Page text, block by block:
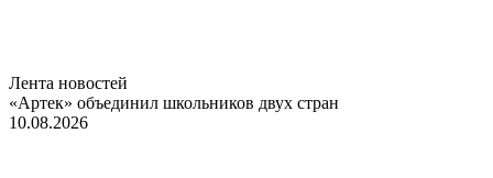
Лента новостей
«Артек» объединил школьников двух стран
10.08.2026